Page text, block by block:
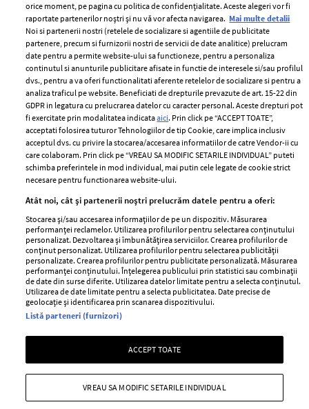
ELLE Style Awards
2024
Despre ELLE
Romania
Contact
Abonamente
Termeni si conditii
Politica de
confidențialitate
Politica de cookies
Publicitate
GSP
Unica
Baby
Retete
femei
Viva
Avantaje
Retete practice
Pariază responsabil! Decizia ONJN nr. 821/25.09.2025.
Jocurile de noroc sunt interzise minorilor.
Copyright © 2026 Ringier Romania SRL
orice moment, pe pagina cu politica de confidențialitate. Aceste alegeri vor fi
raportate partenerilor noștri și nu vă vor afecta navigarea. Mai multe detalii
Noi si partenerii nostri (retelele de socializare si agentiile de publicitate
partenere, precum si furnizorii nostri de servicii de date analitice) prelucram
date pentru a permite website-ului sa functioneze, pentru a personaliza
continutul si anunturile publicitare afisate in functie de interesele si/sau profilul
dvs., pentru a va oferi functionalitati aferente retelelor de socializare si pentru a
analiza traficul pe website. Beneficiati de drepturile prevazute de art. 15-22 din
GDPR in legatura cu prelucrarea datelor cu caracter personal. Aceste drepturi pot
fi exercitate prin modalitatea indicataaici. Prin click pe “ACCEPT TOATE”,
acceptati folosirea tuturor Tehnologiilor de tip Cookie, care implica inclusiv
acceptul dvs. cu privire la stocarea/accesarea informatiilor de catre Vendor-ii cu
care colaboram. Prin click pe “VREAU SA MODIFIC SETARILE INDIVIDUAL” puteti
schimba preferintele in mod individual, mai putin cele legate de cookie strict
necesare pentru functionarea website-ului.
Atât noi, cât și partenerii noștri prelucrăm datele pentru a oferi:
Stocarea și/sau accesarea informațiilor de pe un dispozitiv. Măsurarea
performanței reclamelor. Utilizarea profilurilor pentru selectarea conținutului
personalizat. Dezvoltarea și îmbunătățirea serviciilor. Crearea profilurilor de
conținut personalizat. Utilizarea profilurilor pentru selectarea publicității
personalizate. Crearea profilurilor pentru publicitate personalizată. Măsurarea
performanței conținutului. Înțelegerea publicului prin statistici sau combinații
de date din surse diferite. Utilizarea datelor limitate pentru a selecta conținutul.
Utilizarea de date limitate pentru a selecta publicitatea. Date precise de
geolocație și identificarea prin scanarea dispozitivului.
Listă parteneri (furnizori)
ACCEPT TOATE
VREAU SA MODIFIC SETARILE INDIVIDUAL